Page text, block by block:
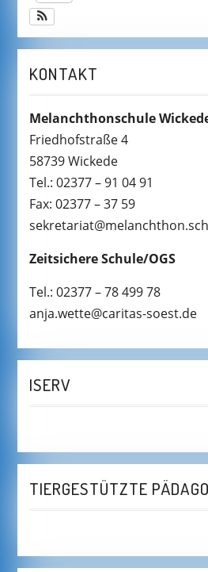
KONTAKT
Melanchthonschule
Friedhofstraße 4
58739 Wickede
Tel.: 02377 – 91 04 91
Fax: 02377 – 37 59
Zeitsichere Schule/OGS
Tel.: 02377 – 78 499 78
anja.wette@caritas-soest.de
ISERV
TIERGESTÜTZTE